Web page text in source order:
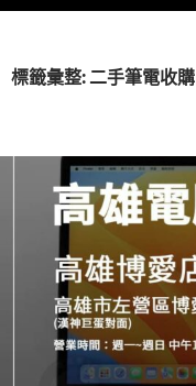
標籤彙整: 二手筆電收購